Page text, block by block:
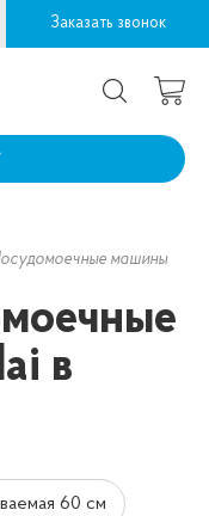
Заказать звонок
машины
в
60 см